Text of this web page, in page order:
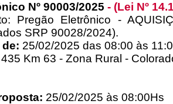
Nº 90003/2025 - (Lei Nº
Pregão Eletrônico -
SRP 90028/2024).
25/02/2025 das 08:00 às
Km 63 - Zona Rural -
25/02/2025 às 08:00Hs